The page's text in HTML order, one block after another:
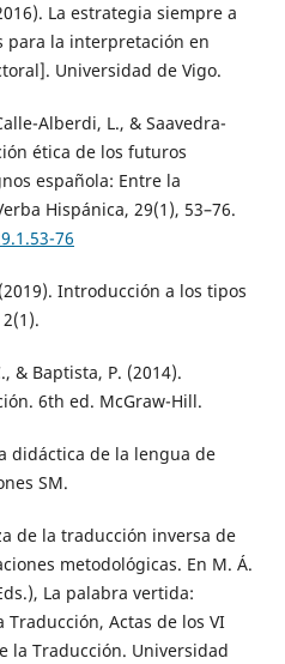
La estrategia siempre a
para la interpretación en
Universidad de Vigo.
Alberdi, L., & Saavedra-
ética de los futuros
española: Entre la
Hispánica, 29(1), 53–76.
76
Introducción a los tipos
& Baptista, P. (2014).
6th ed. McGraw-Hill.
didáctica de la lengua de
SM.
de la traducción inversa de
metodológicas. En M. Á.
La palabra vertida:
Actas de los VI
la Traducción. Universidad